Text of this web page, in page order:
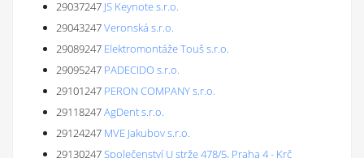
29037247 JS Keynote s.r.o.
29043247Veronská s.r.o.
29089247 Elektromontáže Touš s.r.o.
29095247 PADECIDO s.r.o.
29101247 PERON COMPANY s.r.o.
29118247AgDent s.r.o.
29124247 MVE Jakubov s.r.o.
29130247Společenství U strže 478/5, Praha 4 - Krč